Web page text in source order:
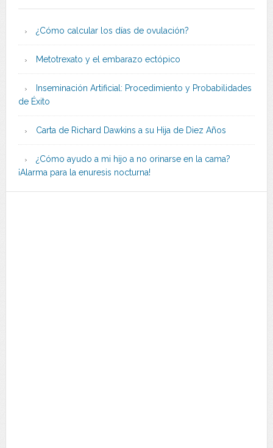
¿Cómo calcular los días de ovulación?
Metotrexato y el embarazo ectópico
Inseminación Artificial: Procedimiento y Probabilidades
de Éxito
Carta de Richard Dawkins a su Hija de Diez Años
¿Cómo ayudo a mi hijo a no orinarse en la cama?
¡Alarma para la enuresis nocturna!